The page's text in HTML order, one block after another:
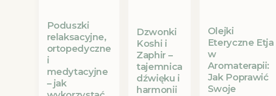
Poduszki
relaksacyjne,
ortopedyczne
i
medytacyjne
– jak
Dzwonki
Koshi i
Zaphir –
tajemnica
dźwięku i
harmonii
Olejki
Eteryczne Etja
w
Aromaterapii:
Jak Poprawić
Swoje